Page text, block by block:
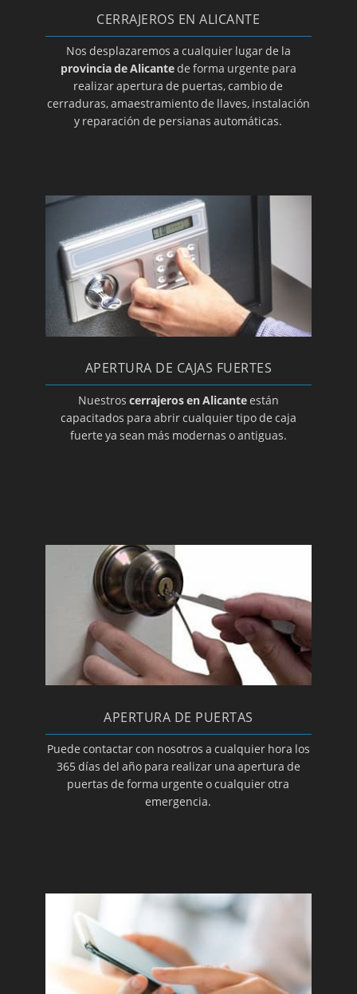
Cerrajeros en La Nucía
Cerrajeros en Orihuela
Cerrajeros en Pedreguer
Cerrajeros en Petrer
Cerrajeros en Pilar de la Horadada
Cerrajeros en San Fulgencio
Cerrajeros en San Vicente del Raspeig
Cerrajeros en Santa Pola
Cerrajeros en Sax
Cerrajeros en Teulada
Cerrajeros en Torrevieja
Cerrajeros en Villajoyosa
Cerrajeros en Villena
CERRAJEROS EN ALICANTE
Nos desplazaremos a cualquier lugar de la
provincia de Alicantede forma urgente para
realizar apertura de puertas, cambio de
cerraduras, amaestramiento de llaves, instalación
y reparación de persianas automáticas.
APERTURA DE CAJAS FUERTES
Nuestros cerrajeros en Alicanteestán
capacitados para abrir cualquier tipo de caja
fuerte ya sean más modernas o antiguas.
APERTURA DE PUERTAS
Puede contactar con nosotros a cualquier hora los
365 días del año para realizar una apertura de
puertas de forma urgente o cualquier otra
emergencia.